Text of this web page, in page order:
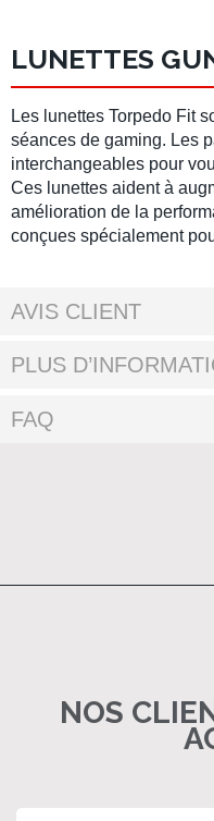
LUNETTES
Les lunettes Torpedo Fit
séances de gaming. Les
interchangeables pour
Ces lunettes aident à
amélioration de la
conçues spécialement
AVIS CLIENT
PLUS
FAQ
NOS